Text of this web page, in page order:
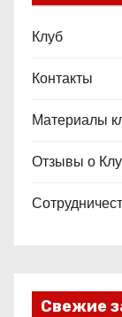
Клуб
Контакты
Материалы
Отзывы о
Свежие